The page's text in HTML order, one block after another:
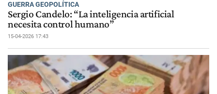
GUERRA GEOPOLÍTICA
Sergio Candelo: “La inteligencia artificial
necesita control humano”
15-04-2026 17:43